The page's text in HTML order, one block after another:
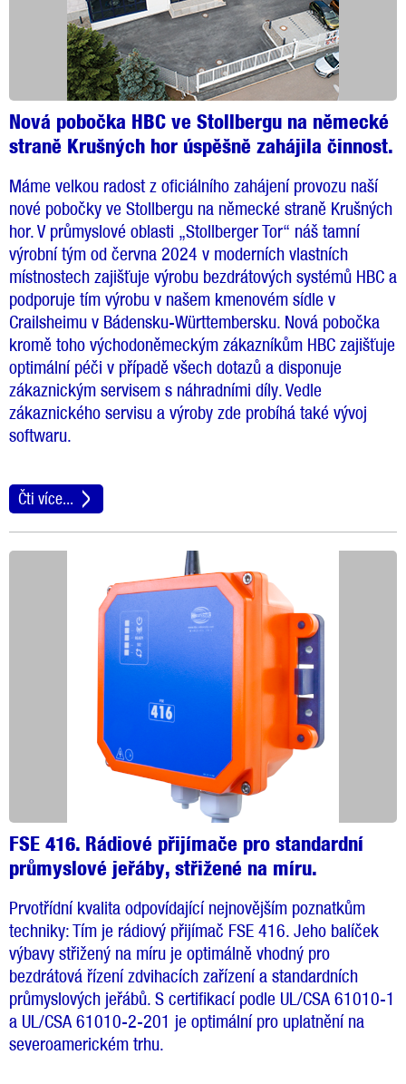
Nová pobočka HBC ve Stollbergu na německé
straně Krušných hor úspěšně zahájila činnost.
Máme velkou radost z oficiálního zahájení provozu naší
nové pobočky ve Stollbergu na německé straně Krušných
hor. V průmyslové oblasti „Stollberger Tor“ náš tamní
výrobní tým od června 2024 v moderních vlastních
místnostech zajišťuje výrobu bezdrátových systémů HBC a
podporuje tím výrobu v našem kmenovém sídle v
Crailsheimu v Bádensku-Württembersku. Nová pobočka
kromě toho východoněmeckým zákazníkům HBC zajišťuje
optimální péči v případě všech dotazů a disponuje
zákaznickým servisem s náhradními díly. Vedle
zákaznického servisu a výroby zde probíhá také vývoj
softwaru.
Čti více...
FSE 416. Rádiové přijímače pro standardní
průmyslové jeřáby, střižené na míru.
Prvotřídní kvalita odpovídající nejnovějším poznatkům
techniky: Tím je rádiový přijímač FSE 416. Jeho balíček
výbavy střižený na míru je optimálně vhodný pro
bezdrátová řízení zdvihacích zařízení a standardních
průmyslových jeřábů. S certifikací podle UL/CSA 61010-1
a UL/CSA 61010-2-201 je optimální pro uplatnění na
severoamerickém trhu.